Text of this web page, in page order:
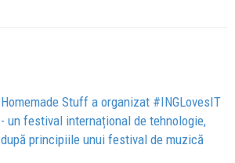
Homemade Stuff a organizat #INGLovesIT
- un festival internațional de tehnologie,
după principiile unui festival de muzică